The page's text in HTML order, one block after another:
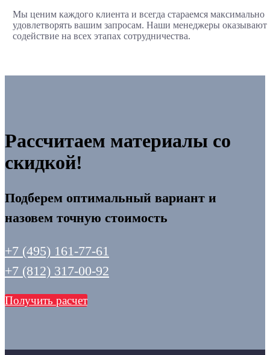
Мы ценим каждого клиента и всегда стараемся максимально
удовлетворять вашим запросам. Наши менеджеры оказывают
содействие на всех этапах сотрудничества.
Рассчитаем материалы со
скидкой!
Подберем оптимальный вариант и
назовем точную стоимость
+7 (495) 161-77-61
+7 (812) 317-00-92
Получить расчет